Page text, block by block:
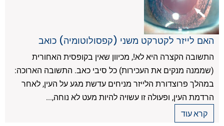
האם לייזר לקטרקט משני (קפסולוטומיה) כואב
התשובה הקצרה היא לא!, מכיוון שאין בקופסית האחורית
(שממנה מנקים את העכירות) כל סיבי כאב. התשובה הארוכה:
במהלך פרוצדורת הלייזר מניחים עדשת מגע על העין, לאחר
הרדמת העין, ופעולה זו עשויה להיות מעט לא נוחה,...
קרא עוד